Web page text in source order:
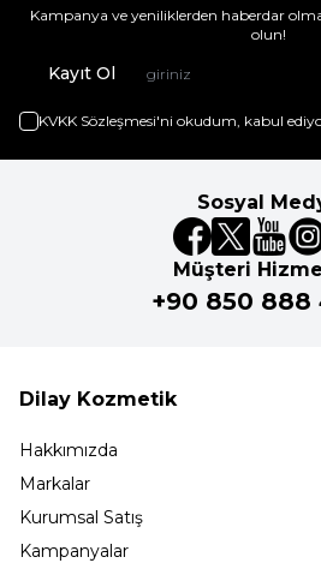
Kampanya ve yeniliklerden haberdar
olun!
Kayıt Ol
KVKK Sözleşmesi'ni okudum, kabul
Sosyal
Müşteri
+90 850 888
Dilay Kozmetik
Hakkımızda
Markalar
Kurumsal Satış
Kampanyalar